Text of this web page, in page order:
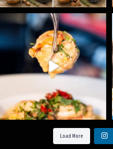
Spoustu podobných triků, které vám usnadní nejenom ...
9 0
Load More